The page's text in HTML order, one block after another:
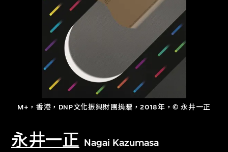
M+，香港，DNP文化振興財團捐贈，2018年，© 永井一正
永井一正 Nagai Kazumasa
關於M+藏品
探索世界頂級的二十及二十一世紀視覺
文化藏品。